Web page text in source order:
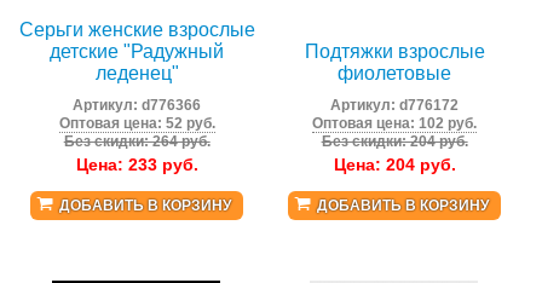
Серьги женские взрослые
детские "Радужный
леденец"
Артикул:d776366
Оптовая цена: 52 руб.
Без скидки: 264 руб.
Цена: 233руб.
ДОБАВИТЬ В КОРЗИНУ
Подтяжки взрослые
фиолетовые
Артикул:d776172
Оптовая цена: 102 руб.
Без скидки: 204 руб.
Цена: 204руб.
ДОБАВИТЬ В КОРЗИНУ